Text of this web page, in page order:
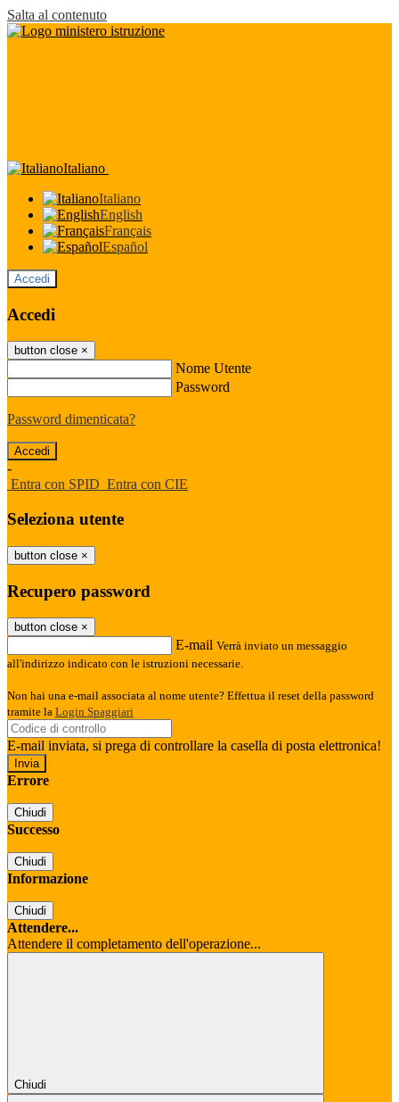
Salta al contenuto
Italiano
Italiano
English
Français
Español
Accedi
Accedi
button close ×
Nome Utente
Password
Password dimenticata?
-
Entra con SPID Entra con CIE
Seleziona utente
button close ×
Recupero password
button close ×
E-mail Verrà inviato un messaggio
all'indirizzo indicato con le istruzioni necessarie.
Non hai una e-mail associata al nome utente? Effettua il reset della password
tramite la Login Spaggiari
E-mail inviata, si prega di controllare la casella di posta elettronica!
Errore
Chiudi
Successo
Chiudi
Informazione
Chiudi
Attendere...
Attendere il completamento dell'operazione...
Chiudi